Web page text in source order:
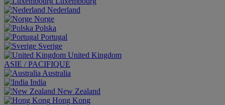
Nederland
Norge
Polska
Portugal
Sverige
United Kingdom
ASIE / PACIFIQUE
Australia
India
New Zealand
Hong Kong